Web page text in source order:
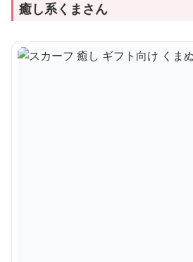
癒し系くまさん